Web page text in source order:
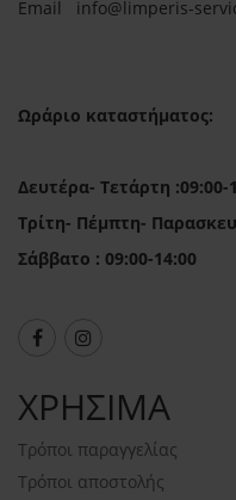
Email info@limperis-
Ωράριο καταστήματος:
Δευτέρα- Τετάρτη :09:00-
Τρίτη- Πέμπτη-
Σάββατο : 09:00-14:00
ΧΡΗΣΙΜΑ
Τρόποι παραγγελίας
Τρόποι αποστολής